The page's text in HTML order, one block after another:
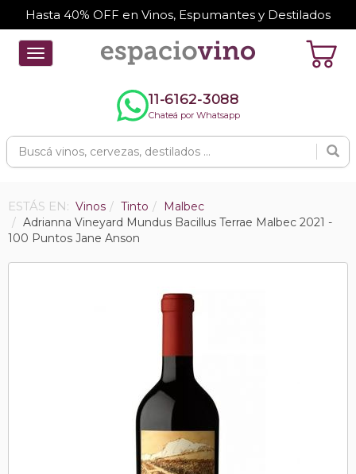
Hasta 40% OFF en Vinos, Espumantes y Destilados
Toggle
navigation
11-6162-3088
Chateá por Whatsapp
ESTÁS EN: Vinos Tinto
Malbec
Adrianna Vineyard Mundus Bacillus Terrae Malbec 2021 -
100 Puntos Jane Anson